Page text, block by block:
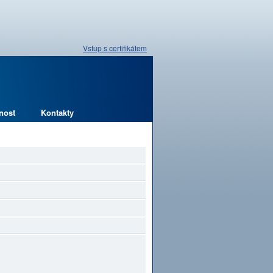
Vstup s certifikátem
Kontakty